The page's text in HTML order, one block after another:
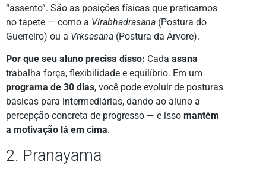
“assento”. São as posições físicas que praticamos
no tapete — como a Virabhadrasana (Postura do
Guerreiro) ou a Vrksasana (Postura da Árvore).
Por que seu aluno precisa disso: Cada asana
trabalha força, flexibilidade e equilíbrio. Em um
programa de 30 dias, você pode evoluir de posturas
básicas para intermediárias, dando ao aluno a
percepção concreta de progresso — e isso mantém
a motivação lá em cima.
2. Pranayama